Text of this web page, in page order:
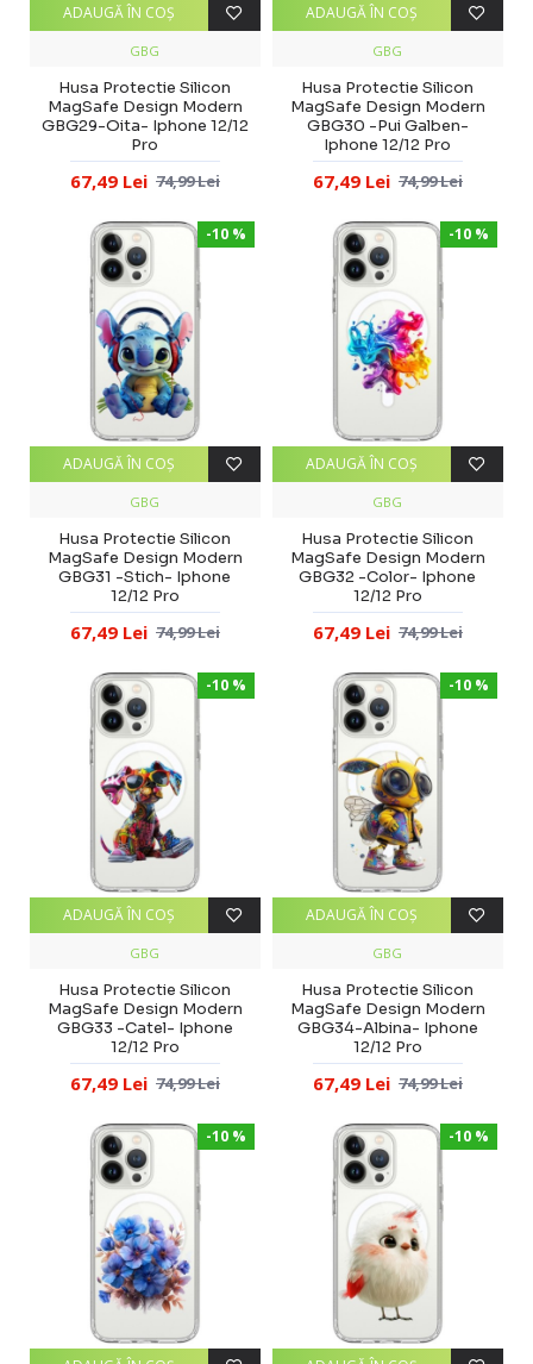
GBG
Husa Protectie Silicon
MagSafe Design Modern
GBG29-Oita- Iphone 12/12
Pro
67,49 Lei 74,99 Lei
ADAUGĂ ÎN COŞ
GBG
Husa Protectie Silicon
MagSafe Design Modern
GBG30 -Pui Galben-
Iphone 12/12 Pro
67,49 Lei 74,99 Lei
ADAUGĂ ÎN COŞ
-10 %
GBG
Husa Protectie Silicon
MagSafe Design Modern
GBG31 -Stich- Iphone
12/12 Pro
67,49 Lei 74,99 Lei
ADAUGĂ ÎN COŞ
-10 %
GBG
Husa Protectie Silicon
MagSafe Design Modern
GBG32 -Color- Iphone
12/12 Pro
67,49 Lei 74,99 Lei
ADAUGĂ ÎN COŞ
-10 %
GBG
Husa Protectie Silicon
MagSafe Design Modern
GBG33 -Catel- Iphone
12/12 Pro
67,49 Lei 74,99 Lei
ADAUGĂ ÎN COŞ
-10 %
GBG
Husa Protectie Silicon
MagSafe Design Modern
GBG34-Albina- Iphone
12/12 Pro
67,49 Lei 74,99 Lei
ADAUGĂ ÎN COŞ
-10 % -10 %